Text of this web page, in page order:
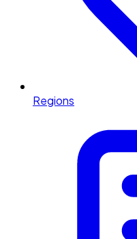
Regions